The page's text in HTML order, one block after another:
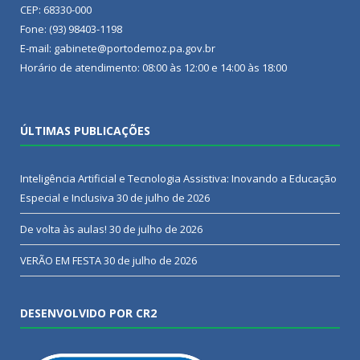
CEP: 68330-000
Fone: (93) 98403-1198
E-mail: gabinete@portodemoz.pa.gov.br
Horário de atendimento: 08:00 às 12:00 e 14:00 às 18:00
ÚLTIMAS PUBLICAÇÕES
Inteligência Artificial e Tecnologia Assistiva: Inovando a Educação
Especial e Inclusiva 30 de julho de 2026
De volta às aulas! 30 de julho de 2026
VERÃO EM FESTA30 de julho de 2026
DESENVOLVIDO POR CR2